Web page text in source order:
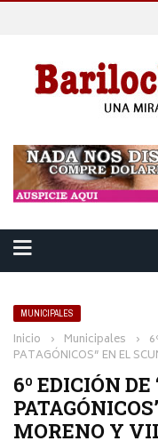
MUNICIPALES
Inicio › Municipales ›
PATAGÓNICOS” EN EL
6º EDICIÓN
MORENO Y